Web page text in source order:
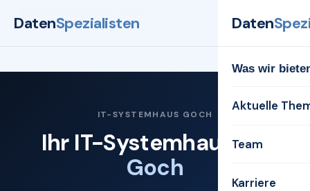
DatenSpezialisten Daten
Was wir
Aktuelle
Team
Karriere
IT-SYSTEMHAUS GOCH
Ihr IT-Systemhaus für
Goch